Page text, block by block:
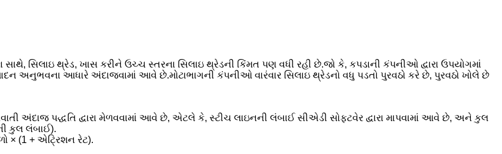
સાથે, સિલાઇ થ્રેડ, ખાસ કરીને ઉચ્ચ સ્તરના સિલાઇ થ્રેડની કિંમત પણ વધી રહી છે.જો કે, કપડાની કંપનીઓ દ્વારા ઉપયોગમાં
અનુભવના આધારે અંદાજવામાં આવે છે.મોટાભાગની કંપનીઓ વારંવાર સિલાઇ થ્રેડનો વધુ પડતો પુરવઠો કરે છે, પુરવઠો ખોલે છે
અંદાજ પદ્ધતિ દ્વારા મેળવવામાં આવે છે, એટલે કે, સ્ટીચ લાઇનની લંબાઈ સીએડી સોફ્ટવેર દ્વારા માપવામાં આવે છે, અને કુલ
કુલ લંબાઈ).
× (1 + એટ્રિશન રેટ).